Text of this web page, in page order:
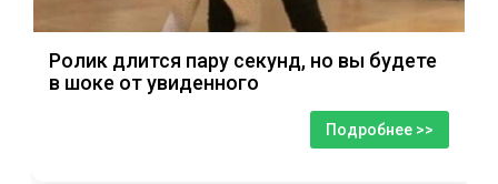
Ролик длится пару секунд, но вы будете
в шоке от увиденного
Подробнее >>